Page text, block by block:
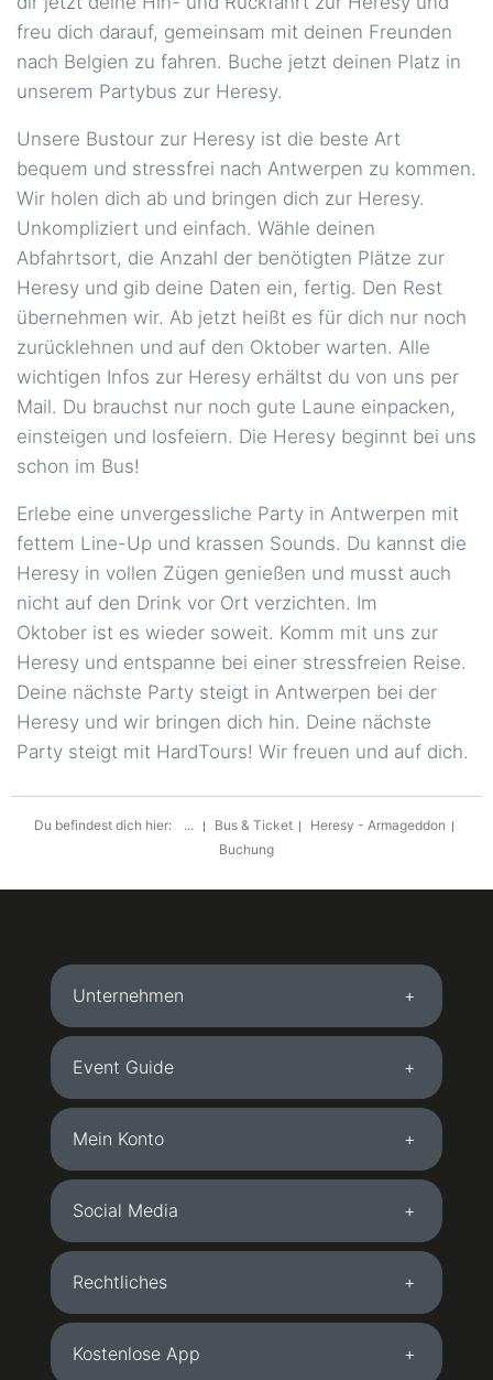
Heiersmauer 47, 33098 Paderborn 05.09.2026 ca. 13:15 Uhr
Recklinghausen - ZOB 65,00 €
Große-Perdekamp-Straße 5,
45657 Recklinghausen
05.09.2026 ca. 16:15 Uhr
Rheine - Bhf 65,00 €
Kardinal-Galen-Ring, 48431
Rheine
05.09.2026 ca. 14:30 Uhr
Siegen - Hbf 65,00 €
An d. Unterführung 2, 57072
Siegen
05.09.2026 ca. 14:15 Uhr
Soest - Hbf 65,00 €
Bahnhofstraße 3, 59494 Soest 05.09.2026 ca. 14:15 Uhr
freu dich darauf, gemeinsam mit deinen Freunden
nach Belgien zu fahren. Buche jetzt deinen Platz in
unserem Partybus zur Heresy.
Unsere Bustour zur Heresy ist die beste Art
bequem und stressfrei nach Antwerpen zu kommen.
Wir holen dich ab und bringen dich zur Heresy.
Unkompliziert und einfach. Wähle deinen
Abfahrtsort, die Anzahl der benötigten Plätze zur
Heresy und gib deine Daten ein, fertig. Den Rest
übernehmen wir. Ab jetzt heißt es für dich nur noch
zurücklehnen und auf den Oktober warten. Alle
wichtigen Infos zur Heresy erhältst du von uns per
Mail. Du brauchst nur noch gute Laune einpacken,
einsteigen und losfeiern. Die Heresy beginnt bei uns
schon im Bus!
Erlebe eine unvergessliche Party in Antwerpen mit
fettem Line-Up und krassen Sounds. Du kannst die
Heresy in vollen Zügen genießen und musst auch
nicht auf den Drink vor Ort verzichten. Im
Oktober ist es wieder soweit. Komm mit uns zur
Heresy und entspanne bei einer stressfreien Reise.
Deine nächste Party steigt in Antwerpen bei der
Heresy und wir bringen dich hin. Deine nächste
Party steigt mit HardTours! Wir freuen und auf dich.
Du befindest dich hier: ... Bus & Ticket
Heresy - Armageddon
Buchung
Unternehmen
Event Guide
Mein Konto
Social Media
Rechtliches
Kostenlose App